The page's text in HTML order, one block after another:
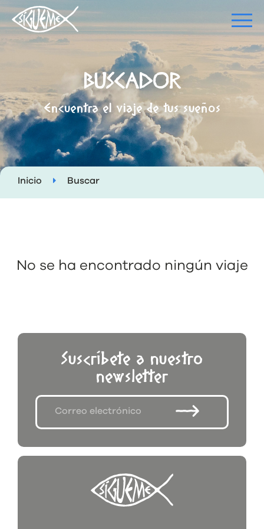
BUSCADOR
Encuentra el viaje de tus sueños
Inicio Buscar
No se ha encontrado ningún viaje
Suscríbete a nuestro
newsletter